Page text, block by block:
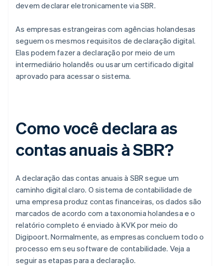
devem declarar eletronicamente via SBR.
As empresas estrangeiras com agências holandesas
seguem os mesmos requisitos de declaração digital.
Elas podem fazer a declaração por meio de um
intermediário holandês ou usar um certificado digital
aprovado para acessar o sistema.
Como você declara as
contas anuais à SBR?
A declaração das contas anuais à SBR segue um
caminho digital claro. O sistema de contabilidade de
uma empresa produz contas financeiras, os dados são
marcados de acordo com a taxonomia holandesa e o
relatório completo é enviado à KVK por meio do
Digipoort. Normalmente, as empresas concluem todo o
processo em seu software de contabilidade. Veja a
seguir as etapas para a declaração.